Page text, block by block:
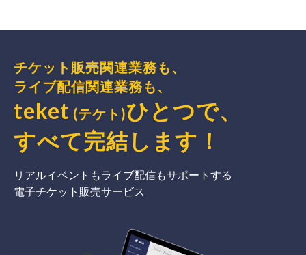
チケット販売関連業務も、
ライブ配信関連業務も、
teket (テケト)ひとつで、
すべて完結 します ！
リアルイベントもライブ配信もサポートする
電子チケット販売サービス